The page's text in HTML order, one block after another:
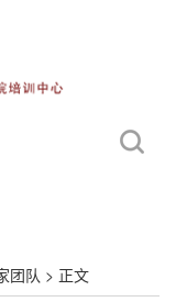
团队 > 正文